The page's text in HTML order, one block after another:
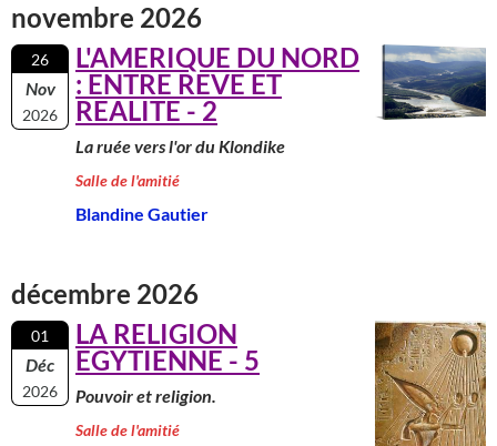
novembre 2026
26
Nov
2026
L'AMERIQUE DU NORD
: ENTRE REVE ET
REALITE - 2
La ruée vers l'or du Klondike
Salle de l'amitié
Blandine Gautier
décembre 2026
01
Déc
2026
LA RELIGION
EGYTIENNE - 5
Pouvoir et religion.
Salle de l'amitié